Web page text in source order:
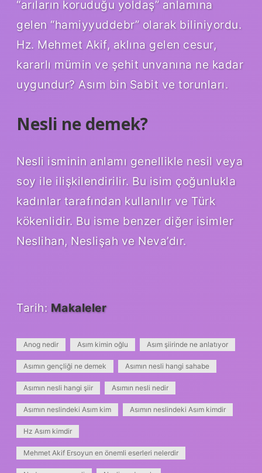
“arıların koruduğu yoldaş” anlamına
gelen “hamiyyuddebr” olarak biliniyordu.
Hz. Mehmet Akif, aklına gelen cesur,
kararlı mümin ve şehit unvanına ne kadar
uygundur? Asım bin Sabit ve torunları.
Nesli ne demek?
Nesli isminin anlamı genellikle nesil veya
soy ile ilişkilendirilir. Bu isim çoğunlukla
kadınlar tarafından kullanılır ve Türk
kökenlidir. Bu isme benzer diğer isimler
Neslihan, Neslişah ve Neva’dır.
Tarih: Makaleler
Anog nedir Asım kimin oğlu Asım şiirinde ne anlatıyor
Asımın gençliği ne demek Asımın nesli hangi sahabe
Asımın nesli hangi şiir Asımın nesli nedir
Asımın neslindeki Asım kim Asımın neslindeki Asım kimdir
Hz Asım kimdir
Mehmet Akif Ersoyun en önemli eserleri nelerdir